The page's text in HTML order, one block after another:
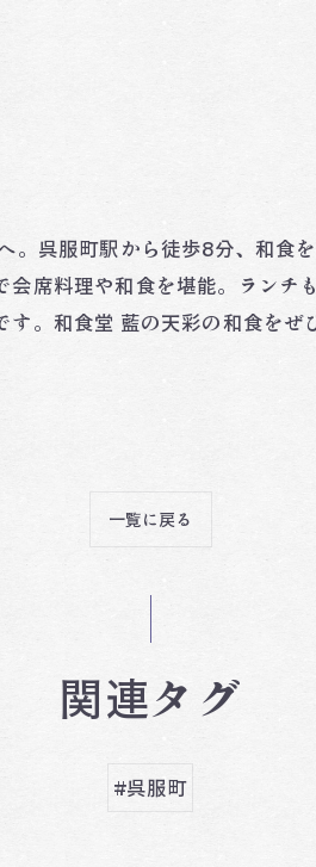
呉服町駅から徒歩8分、和食
席料理や和食を堪能。ラン
。和食堂 藍の天彩の和食をぜ
一覧に戻る
関連タグ
#呉服町